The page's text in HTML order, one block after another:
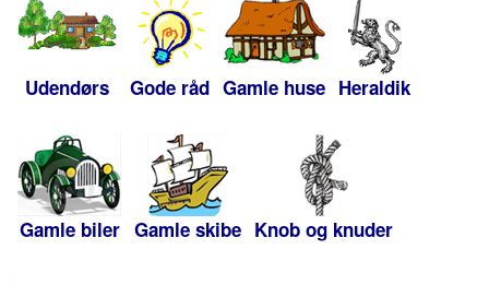
Udendørs Gode råd Gamle huse Heraldik
Gamle biler Gamle skibe Knob og knuder